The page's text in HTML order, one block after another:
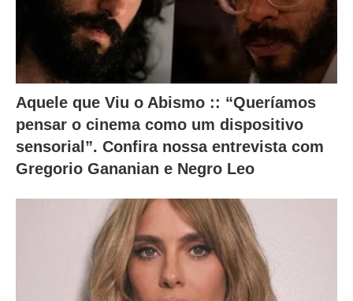
Aquele que Viu o Abismo :: “Queríamos
pensar o cinema como um dispositivo
sensorial”. Confira nossa entrevista com
Gregorio Gananian e Negro Leo